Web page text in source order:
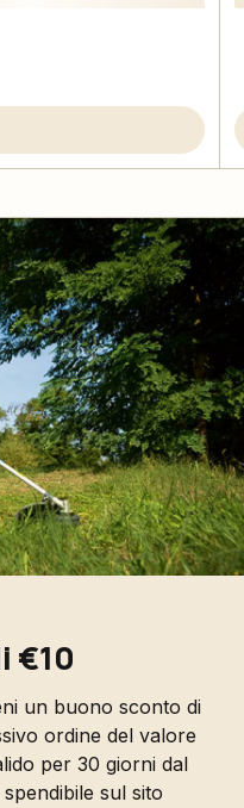
€10
un buono sconto di
ordine del valore
per 30 giorni dal
sul sito